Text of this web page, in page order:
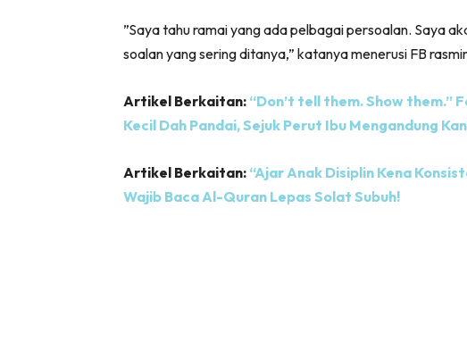
”Saya tahu ramai yang ada pelbagai persoalan. Saya
soalan yang sering ditanya,” katanya menerusi FB
Artikel Berkaitan: “Don’t tell them. Show them.”
Kecil Dah Pandai, Sejuk Perut Ibu Mengandung
Artikel Berkaitan: “Ajar Anak Disiplin Kena
Wajib Baca Al-Quran Lepas Solat Subuh!